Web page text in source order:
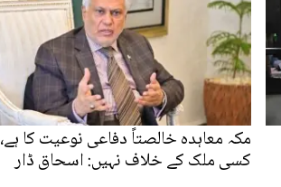
مکہ معاہدہ خالصتاً دفاعی نوعیت کا ہے،
کسی ملک کے خلاف نہیں: اسحاق ڈار